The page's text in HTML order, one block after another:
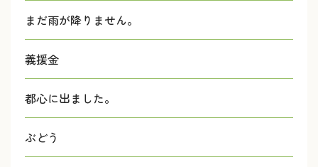
まだ雨が降りません。
義援金
都心に出ました。
ぶどう